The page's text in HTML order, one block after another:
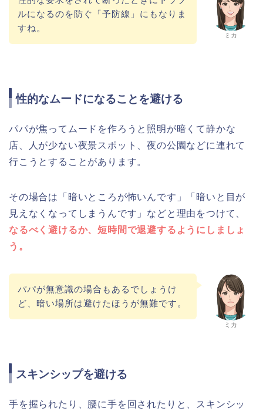
ミカ
ルになるのを防ぐ「予防線」にもなりま
すね。
性的なムードになることを避ける
パパが焦ってムードを作ろうと照明が暗くて静かな
店、人が少ない夜景スポット、夜の公園などに連れて
行こうとすることがあります。
その場合は「暗いところが怖いんです」「暗いと目が
見えなくなってしまうんです」などと理由をつけて、
なるべく避けるか、短時間で退避するようにしましょ
う。
ミカ
パパが無意識の場合もあるでしょうけ
ど、暗い場所は避けたほうが無難です。
スキンシップを避ける
手を握られたり、腰に手を回されたりと、スキンシッ